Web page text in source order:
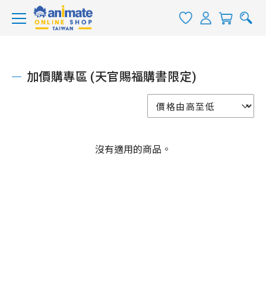
加價購專區 (天官賜福購書限定)
沒有適用的商品。